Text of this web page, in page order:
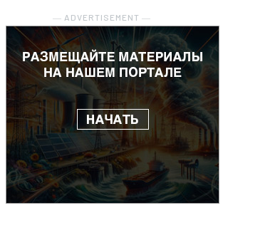
― ADVERTISEMENT ―